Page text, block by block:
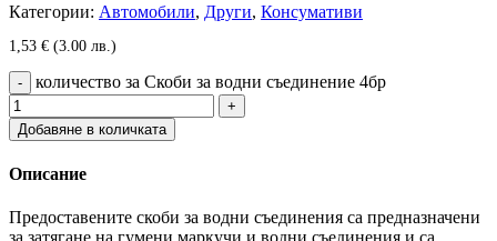
Категории: Автомобили, Други, Консумативи
1,53 € (3.00 лв.)
количество за Скоби за водни съединение 4бр
Добавяне в количката
Описание
Предоставените скоби за водни съединения са предназначени